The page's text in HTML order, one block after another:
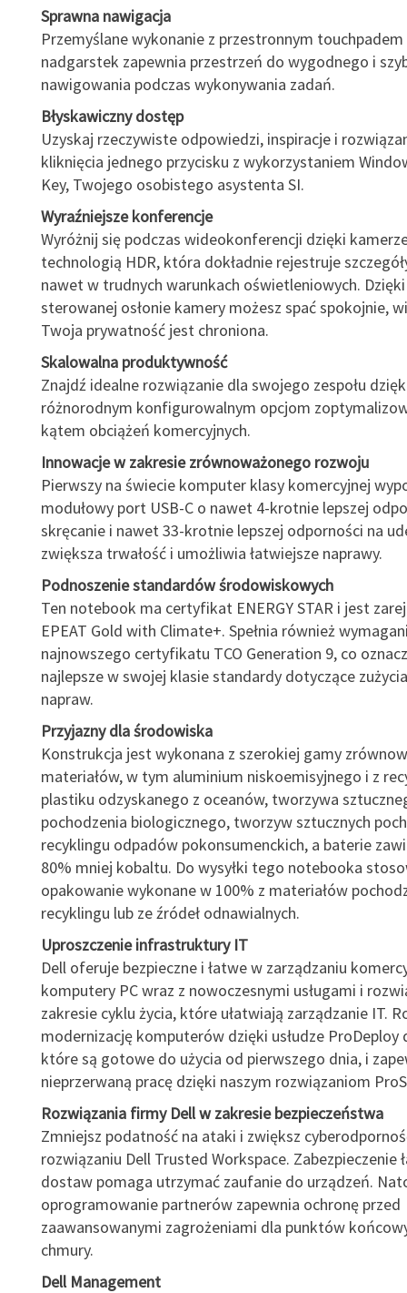
Sprawna nawigacja
Przemyślane wykonanie z przestronnym
nadgarstek zapewnia przestrzeń do wygodnego i
nawigowania podczas wykonywania zadań.
Błyskawiczny dostęp
Uzyskaj rzeczywiste odpowiedzi, inspiracje i
kliknięcia jednego przycisku z wykorzystaniem
Key, Twojego osobistego asystenta SI.
Wyraźniejsze konferencje
Wyróżnij się podczas wideokonferencji dzięki
technologią HDR, która dokładnie rejestruje
nawet w trudnych warunkach oświetleniowych.
sterowanej osłonie kamery możesz spać spokojnie,
Twoja prywatność jest chroniona.
Skalowalna produktywność
Znajdź idealne rozwiązanie dla swojego zespołu
różnorodnym konfigurowalnym opcjom
kątem obciążeń komercyjnych.
Innowacje w zakresie zrównoważonego rozwoju
Pierwszy na świecie komputer klasy komercyjnej
modułowy port USB-C o nawet 4-krotnie lepszej
skręcanie i nawet 33-krotnie lepszej odporności na
zwiększa trwałość i umożliwia łatwiejsze naprawy.
Podnoszenie standardów środowiskowych
Ten notebook ma certyfikat ENERGY STAR i jest
EPEAT Gold with Climate+. Spełnia również
najnowszego certyfikatu TCO Generation 9, co
najlepsze w swojej klasie standardy dotyczące
napraw.
Przyjazny dla środowiska
Konstrukcja jest wykonana z szerokiej gamy
materiałów, w tym aluminium niskoemisyjnego i z
plastiku odzyskanego z oceanów, tworzywa
pochodzenia biologicznego, tworzyw sztucznych
recyklingu odpadów pokonsumenckich, a baterie
80% mniej kobaltu. Do wysyłki tego notebooka
opakowanie wykonane w 100% z materiałów
recyklingu lub ze źródeł odnawialnych.
Uproszczenie infrastruktury IT
Dell oferuje bezpieczne i łatwe w zarządzaniu
komputery PC wraz z nowoczesnymi usługami i
zakresie cyklu życia, które ułatwiają zarządzanie IT.
modernizację komputerów dzięki usłudze ProDeploy
które są gotowe do użycia od pierwszego dnia, i
nieprzerwaną pracę dzięki naszym rozwiązaniom
Rozwiązania firmy Dell w zakresie bezpieczeństwa
Zmniejsz podatność na ataki i zwiększ
rozwiązaniu Dell Trusted Workspace. Zabezpieczenie
dostaw pomaga utrzymać zaufanie do urządzeń.
oprogramowanie partnerów zapewnia ochronę przed
zaawansowanymi zagrożeniami dla punktów
chmury.
Dell Management